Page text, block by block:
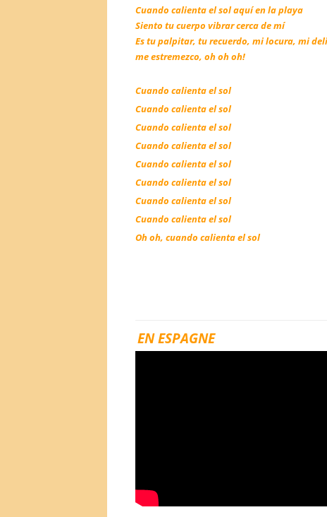
Cuando calienta el sol aquí en la playa
Siento tu cuerpo vibrar cerca de mí
Es tu palpitar, tu recuerdo, mi locura, mi
me estremezco, oh oh oh!
Cuando calienta el sol
Cuando calienta el sol
Cuando calienta el sol
Cuando calienta el sol
Cuando calienta el sol
Cuando calienta el sol
Cuando calienta el sol
Cuando calienta el sol
Oh oh, cuando calienta el sol
EN ESPAGNE